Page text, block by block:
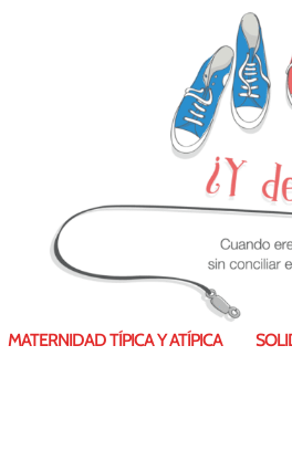
MATERNIDAD TÍPICA Y ATÍPICA